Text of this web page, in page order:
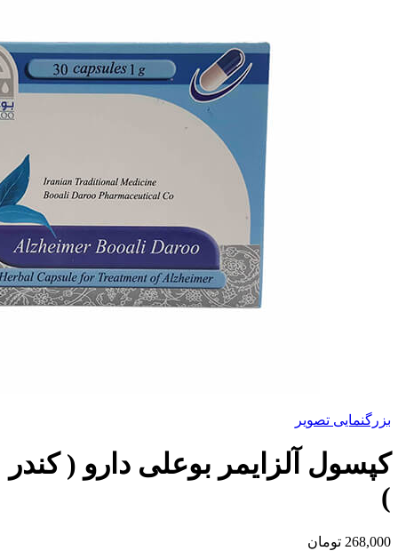
بزرگنمایی تصویر
کپسول آلزایمر بوعلی دارو ( کندر
)
268,000 تومان